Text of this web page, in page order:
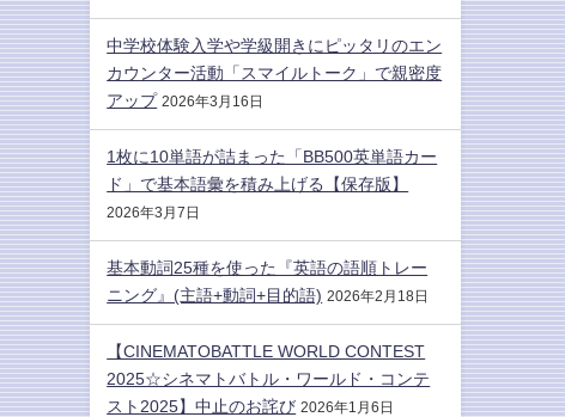
中学校体験入学や学級開きにピッタリのエン
カウンター活動「スマイルトーク」で親密度
アップ 2026年3月16日
1枚に10単語が詰まった「BB500英単語カー
ド」で基本語彙を積み上げる【保存版】
2026年3月7日
基本動詞25種を使った『英語の語順トレー
ニング』(主語+動詞+目的語) 2026年2月18日
【CINEMATOBATTLE WORLD CONTEST
2025☆シネマトバトル・ワールド・コンテ
スト2025】中止のお詫び 2026年1月6日